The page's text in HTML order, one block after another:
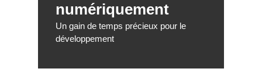
numériquement
Un gain de temps précieux pour le
développement